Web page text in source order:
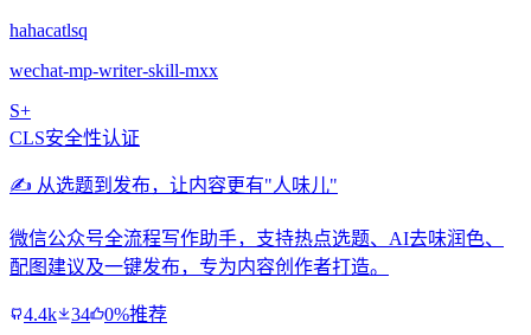
hahacatlsq
wechat-mp-writer-skill-mxx
S+
CLS安全性认证
✍️ 从选题到发布，让内容更有"人味儿"
微信公众号全流程写作助手，支持热点选题、AI去味润色、
配图建议及一键发布，专为内容创作者打造。
4.4k 34 0%推荐